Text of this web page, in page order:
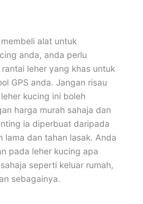
alat untuk
anda, anda perlu
leher yang khas untuk
GPS anda. Jangan risau
kucing ini boleh
harga murah sahaja dan
ia diperbuat daripada
lama dan tahan lasak. Anda
pada leher kucing apa
seperti keluar rumah,
sebagainya.